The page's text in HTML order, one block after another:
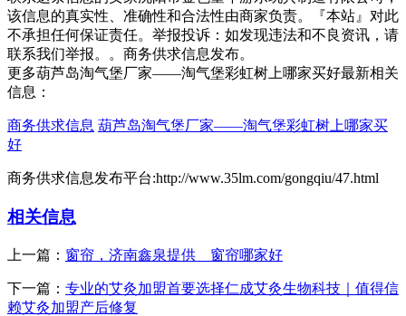
该信息的真实性、准确性和合法性由商家负责。『本站』对此
不承担任何保证责任。举报投诉：如发现违法和不良资讯，请
联系我们举报。。商务供求信息发布。
更多葫芦岛淘气堡厂家——淘气堡彩虹树上哪家买好最新相关
信息：
商务供求信息 葫芦岛淘气堡厂家——淘气堡彩虹树上哪家买
好
商务供求信息发布平台:http://www.35lm.com/gongqiu/47.html
相关信息
上一篇： 窗帘，济南鑫泉提供＿窗帘哪家好
下一篇： 专业的艾灸加盟首要选择仁成艾灸生物科技｜值得信
赖艾灸加盟产后修复